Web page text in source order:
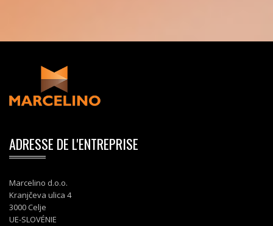
ADRESSE DE L'ENTREPRISE
Marcelino d.o.o.
Kranjčeva ulica 4
3000 Celje
UE-SLOVÉNIE